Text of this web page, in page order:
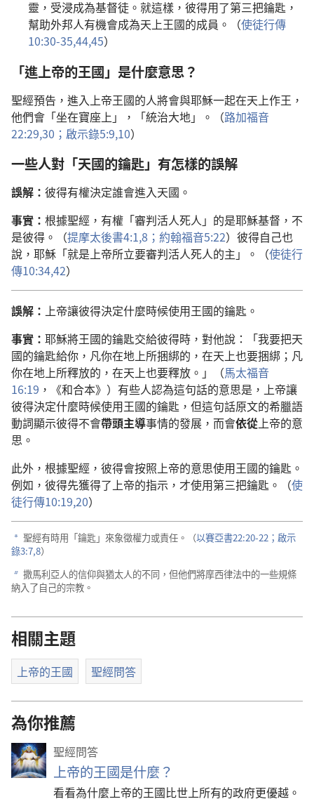
靈，受浸成為基督徒。就這樣，彼得用了第三把鑰匙，
幫助外邦人有機會成為天上王國的成員。（使徒行傳
10:30-35,44,45）
「進上帝的王國」是什麼意思？
聖經預告，進入上帝王國的人將會與耶穌一起在天上作王，
他們會「坐在寶座上」，「統治大地」。（路加福音
22:29,30； 啟示錄5:9,10）
一些人對「天國的鑰匙」有怎樣的誤解
誤解： 彼得有權決定誰會進入天國。
事實： 根據聖經，有權「審判活人死人」的是耶穌基督，不
是彼得。（提摩太後書4:1,8； 約翰福音5:22）彼得自己也
說，耶穌「就是上帝所立要審判活人死人的主」。（使徒行
傳10:34,42）
誤解： 上帝讓彼得決定什麼時候使用王國的鑰匙。
事實： 耶穌將王國的鑰匙交給彼得時，對他說：「我要把天
國的鑰匙給你，凡你在地上所捆綁的，在天上也要捆綁；凡
你在地上所釋放的，在天上也要釋放。」（馬太福音
16:19 ，《和合本》）有些人認為這句話的意思是，上帝讓
彼得決定什麼時候使用王國的鑰匙，但這句話原文的希臘語
動詞顯示彼得不會帶頭主導事情的發展，而會依從上帝的意
思。
此外，根據聖經，彼得會按照上帝的意思使用王國的鑰匙。
例如，彼得先獲得了上帝的指示，才使用第三把鑰匙。（使
徒行傳10:19,20）
a 聖經有時用「鑰匙」來象徵權力或責任。（以賽亞書22:20-22； 啟示
錄3:7,8）
b 撒馬利亞人的信仰與猶太人的不同，但他們將摩西律法中的一些規條
納入了自己的宗教。
相關主題
上帝的王國 聖經問答
為你推薦
聖經問答
上帝的王國是什麼？
看看為什麼上帝的王國比世上所有的政府更優越。